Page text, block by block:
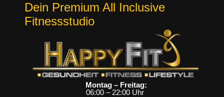
Dein Premium All Inclusive
Fitnessstudio
Montag – Freitag:
06:00 – 22:00 Uhr